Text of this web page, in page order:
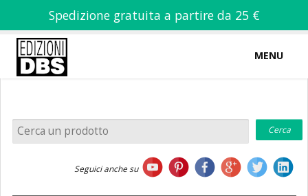
Spedizione gratuita a partire da 25 €
MENU
Home
Seguici anche su